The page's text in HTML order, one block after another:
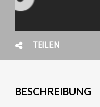
TEILEN
BESCHREIBUNG